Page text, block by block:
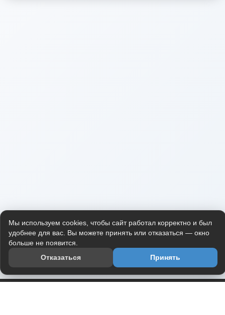
Мы используем cookies, чтобы сайт работал корректно и был
удобнее для вас. Вы можете принять или отказаться — окно
больше не появится.
Отказаться
Принять